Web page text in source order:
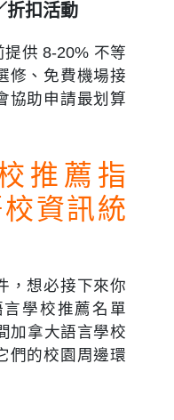
折扣活動
供 8-20% 不等
修、免費機場接
協助申請最划算
推薦指
資訊統
，想必接下來你
學校推薦名單
加拿大語言學校
們的校園周邊環